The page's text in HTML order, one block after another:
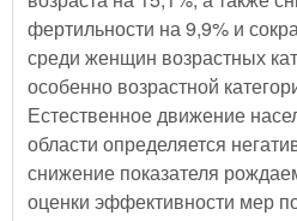
фертильности на 9,9% и
среди женщин возрастных
особенно возрастной
Естественное движение
области определяется
снижение показателя
оценки эффективности мер